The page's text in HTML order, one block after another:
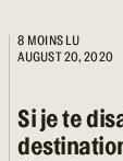
8 MOINS LU
AUGUST 20, 2020
Si je te